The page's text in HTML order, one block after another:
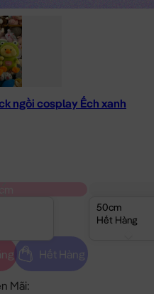
ngồi cosplay Ếch xanh
50cm
Hết Hàng
Hết Hàng
Mãi: